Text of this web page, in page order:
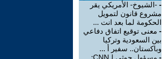
- -الشيوخ- الأمريكي يقر
مشروع قانون لتمويل
الحكومة لما بعد انت ...
- معنى توقيع اتفاق دفاعي
بين السعودية وتركيا
وباكستان.. سفير أ ...
-
مسؤول حوثي لـCNN: